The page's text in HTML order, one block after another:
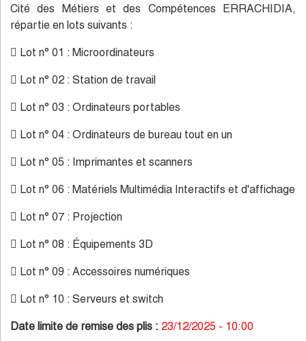
Cité des Métiers et des Compétences ERRACHIDIA,
répartie en lots suivants :
 Lot n° 01 : Microordinateurs
 Lot n° 02 : Station de travail
 Lot n° 03 : Ordinateurs portables
 Lot n° 04 : Ordinateurs de bureau tout en un
 Lot n° 05 : Imprimantes et scanners
 Lot n° 06 : Matériels Multimédia Interactifs et d'affichage
 Lot n° 07 : Projection
 Lot n° 08 : Équipements 3D
 Lot n° 09 : Accessoires numériques
 Lot n° 10 : Serveurs et switch
Date limite de remise des plis : 23/12/2025 - 10:00